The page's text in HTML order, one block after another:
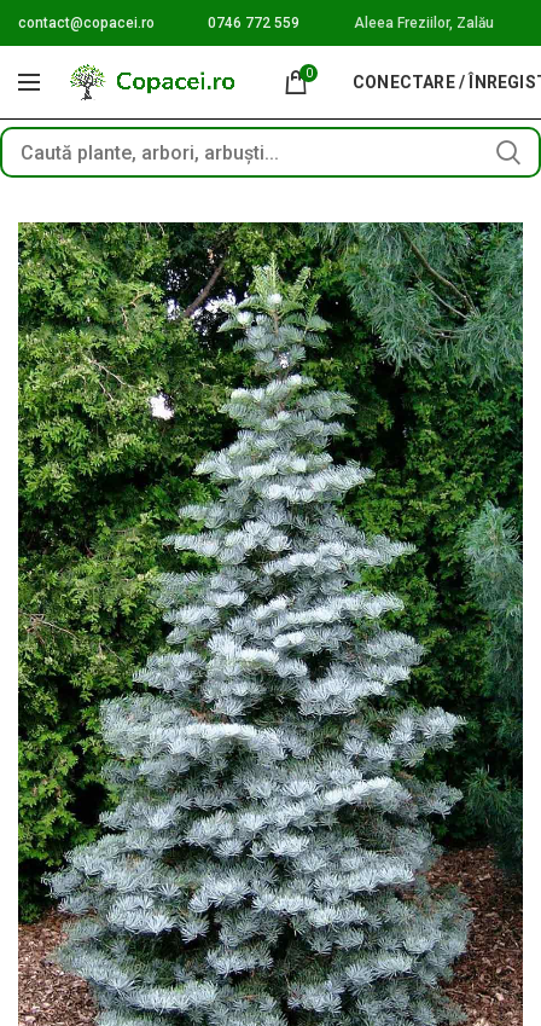
contact@copacei.ro 0746 772 559 Aleea Freziilor, Zalău
0 CONECTARE /